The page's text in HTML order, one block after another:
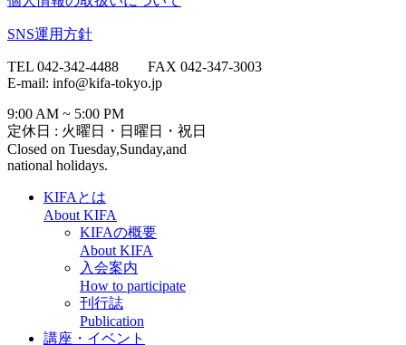
SNS運用方針
TEL 042-342-4488 FAX 042-347-3003
E-mail: info@kifa-tokyo.jp
9:00 AM ~ 5:00 PM
定休日 : 火曜日・日曜日・祝日
Closed on Tuesday,Sunday,and
national holidays.
KIFAとは
About KIFA
KIFAの概要
About KIFA
入会案内
How to participate
刊行誌
Publication
講座・イベント